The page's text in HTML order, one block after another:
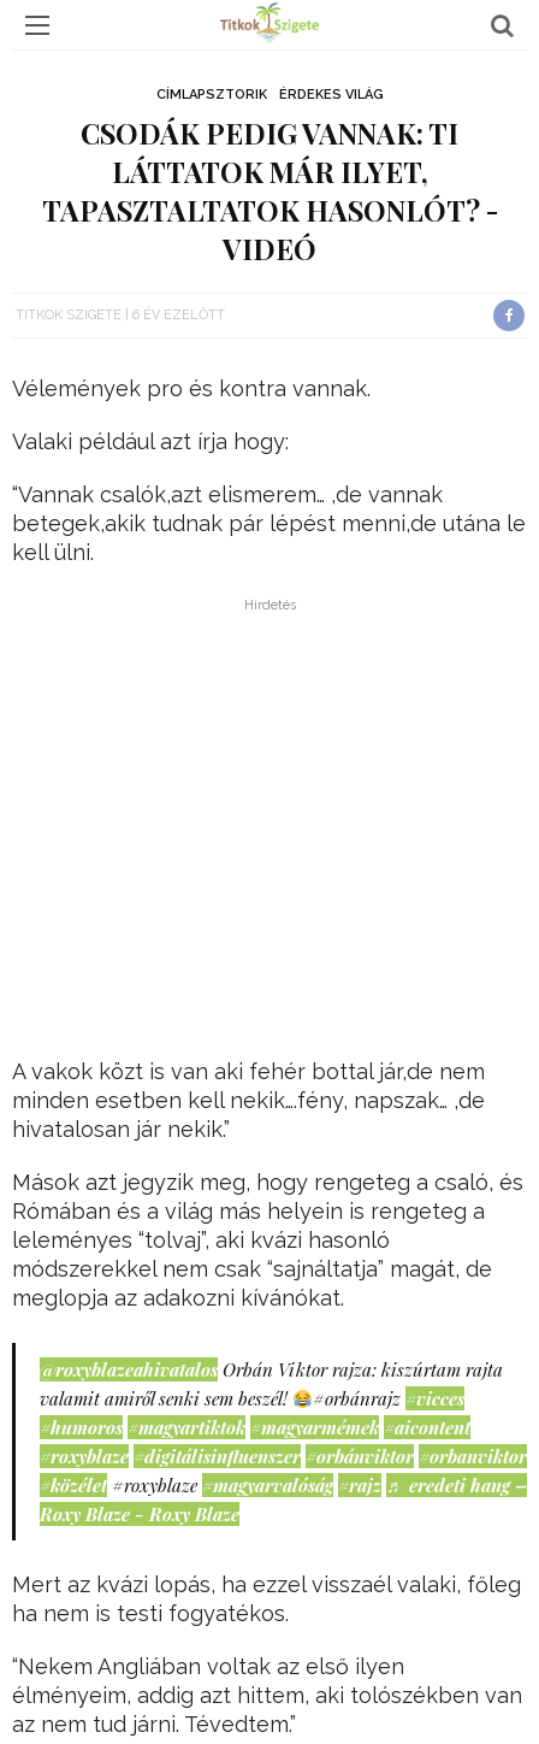
CÍMLAPSZTORIK ÉRDEKES VILÁG
CSODÁK PEDIG VANNAK: TI
LÁTTATOK MÁR ILYET,
TAPASZTALTATOK HASONLÓT? -
VIDEÓ
TITKOK SZIGETE 6 ÉV EZELŐTT
Vélemények pro és kontra vannak.
Valaki például azt írja hogy:
“Vannak csalók,azt elismerem… ,de vannak
betegek,akik tudnak pár lépést menni,de utána le
kell ülni.
Hirdetés
A vakok közt is van aki fehér bottal jár,de nem
minden esetben kell nekik….fény, napszak… ,de
hivatalosan jár nekik.”
Mások azt jegyzik meg, hogy rengeteg a csaló, és
Rómában és a világ más helyein is rengeteg a
leleményes “tolvaj”, aki kvázi hasonló
módszerekkel nem csak “sajnáltatja” magát, de
meglopja az adakozni kívánókat.
@roxyblazeahivatalos Orbán Viktor rajza: kiszúrtam rajta
valamit amiről senki sem beszél!
#orbánrajz #vicces
#humoros #magyartiktok #magyarmémek #aicontent
#roxyblaze #digitálisinfluenszer #orbánviktor #orbanviktor
#közélet #roxyblaze #magyarvalóság #rajz ♬ eredeti hang –
Roxy Blaze - Roxy Blaze
Mert az kvázi lopás, ha ezzel visszaél valaki, főleg
ha nem is testi fogyatékos.
“Nekem Angliában voltak az első ilyen
élményeim, addig azt hittem, aki tolószékben van
az nem tud járni. Tévedtem.”